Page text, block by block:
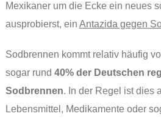
Mexikaner um die Ecke ein neues
ausprobierst, ein Antazida gegen
Sodbrennen kommt relativ häufig
sogar rund 40% der Deutschen
Sodbrennen. In der Regel ist dies
Lebensmittel, Medikamente oder